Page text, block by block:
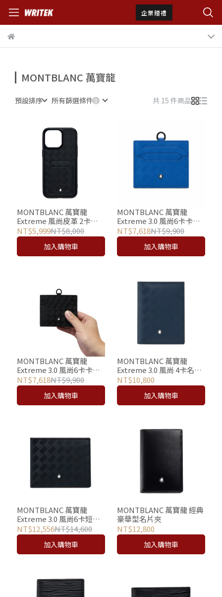
企業贈禮
MONTBLANC 萬寶龍
預設排序 所有篩選條件 共 15 件商品
MONTBLANC 萬寶龍
Extreme 風尚皮革 2卡式
手機保護殼 - iPhone 15
Pro Max適用
NT$5,999NT$8,000
加入購物車
MONTBLANC 萬寶龍
Extreme 3.0 風尚6卡卡夾 /
識別證件套 (藍)
NT$7,618NT$9,900
加入購物車
MONTBLANC 萬寶龍
Extreme 3.0 風尚6卡卡夾 /
識別證件套 (黑)
NT$7,618NT$9,900
加入購物車
MONTBLANC 萬寶龍
Extreme 3.0 風尚 4卡名片
夾 (墨藍)
NT$10,800
加入購物車
MONTBLANC 萬寶龍
Extreme 3.0 風尚6卡短夾
– 黑
NT$12,556NT$14,600
加入購物車
MONTBLANC 萬寶龍 經典
豪華型名片夾
NT$12,800
加入購物車